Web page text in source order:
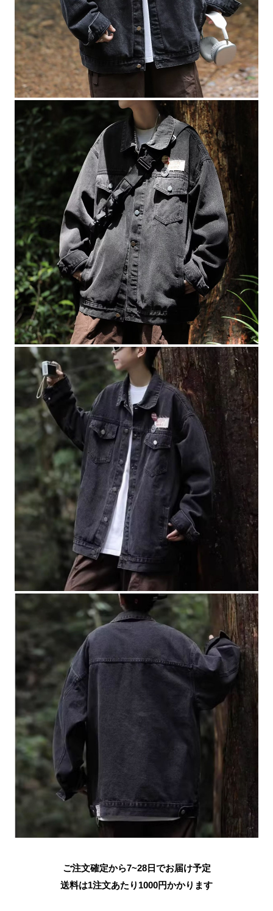
ご注文確定から7~28日でお届け予定
送料は1注文あたり 1000円かかります